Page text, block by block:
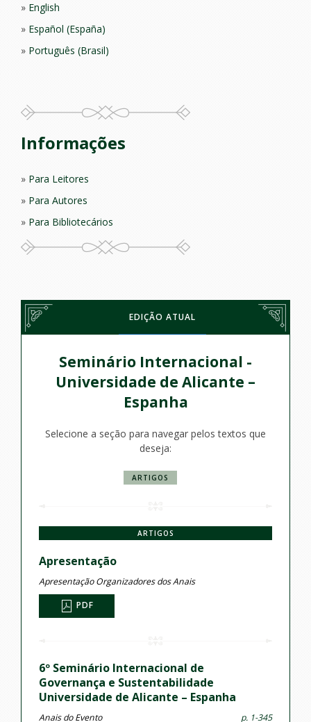
EDIÇÃO ATUAL
Seminário Internacional -
Universidade de Alicante –
Espanha
Selecione a seção para navegar pelos textos que
deseja:
ARTIGOS
ARTIGOS
Apresentação
Apresentação Organizadores dos Anais
PDF
6º Seminário Internacional de
Governança e Sustentabilidade
Universidade de Alicante – Espanha
Anais do Evento p. 1-345
English
Español (España)
Português (Brasil)
Informações
Para Leitores
Para Autores
Para Bibliotecários